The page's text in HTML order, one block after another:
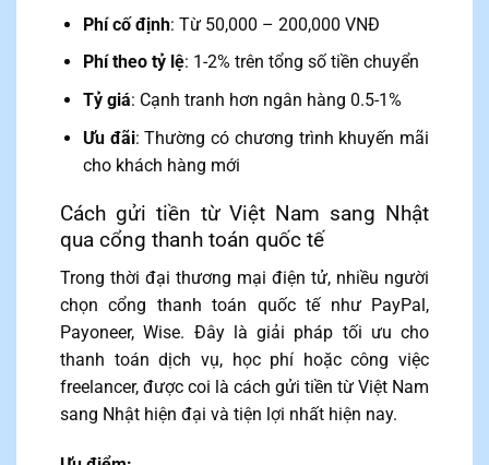
Phí cố định: Từ 50,000 – 200,000 VNĐ
Phí theo tỷ lệ: 1-2% trên tổng số tiền chuyển
Tỷ giá: Cạnh tranh hơn ngân hàng 0.5-1%
Ưu đãi: Thường có chương trình khuyến mãi
cho khách hàng mới
Cách gửi tiền từ Việt Nam sang Nhật
qua cổng thanh toán quốc tế
Trong thời đại thương mại điện tử, nhiều người
chọn cổng thanh toán quốc tế như PayPal,
Payoneer, Wise. Đây là giải pháp tối ưu cho
thanh toán dịch vụ, học phí hoặc công việc
freelancer, được coi là cách gửi tiền từ Việt Nam
sang Nhật hiện đại và tiện lợi nhất hiện nay.